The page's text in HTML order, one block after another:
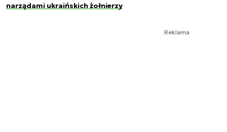
narządami ukraińskich żołnierzy
Reklama